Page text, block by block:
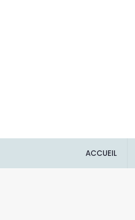
ACCUEIL